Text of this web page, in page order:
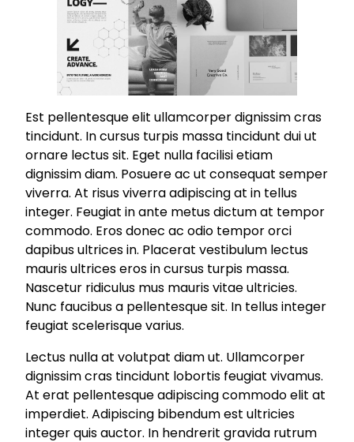
Est pellentesque elit ullamcorper dignissim cras
tincidunt. In cursus turpis massa tincidunt dui ut
ornare lectus sit. Eget nulla facilisi etiam
dignissim diam. Posuere ac ut consequat semper
viverra. At risus viverra adipiscing at in tellus
integer. Feugiat in ante metus dictum at tempor
commodo. Eros donec ac odio tempor orci
dapibus ultrices in. Placerat vestibulum lectus
mauris ultrices eros in cursus turpis massa.
Nascetur ridiculus mus mauris vitae ultricies.
Nunc faucibus a pellentesque sit. In tellus integer
feugiat scelerisque varius.
Lectus nulla at volutpat diam ut. Ullamcorper
dignissim cras tincidunt lobortis feugiat vivamus.
At erat pellentesque adipiscing commodo elit at
imperdiet. Adipiscing bibendum est ultricies
integer quis auctor. In hendrerit gravida rutrum